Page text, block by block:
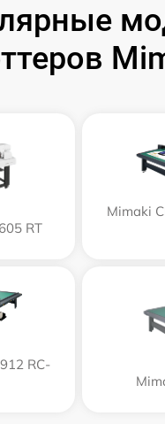
RT
Mimaki
RC-